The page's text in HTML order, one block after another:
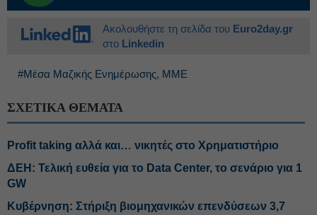
Ακολουθήστε τη σελίδα του Euro2day.gr
στο Linkedin
#Μέσα Μαζικής Ενημέρωσης, ΜΜΕ
ΣΧΕΤΙΚΑ ΘΕΜΑΤΑ
Profit taking αλλά και… νικητές στο Χρηματιστήριο
ΔΕΗ: Τελική ευθεία για το Data Center, το σενάριο για 1
GW
Κυβέρνηση: Στήριξη βιομηχανικών επενδύσεων 3,7